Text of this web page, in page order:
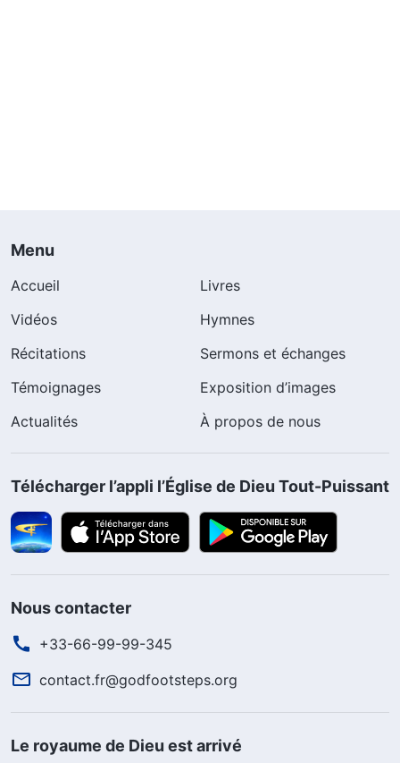
Menu
Accueil
Livres
Vidéos
Hymnes
Récitations
Sermons et échanges
Témoignages
Exposition d’images
Actualités
À propos de nous
Télécharger l’appli l’Église de Dieu Tout-Puissant
Nous contacter
+33-66-99-99-345
contact.fr@godfootsteps.org
Le royaume de Dieu est arrivé